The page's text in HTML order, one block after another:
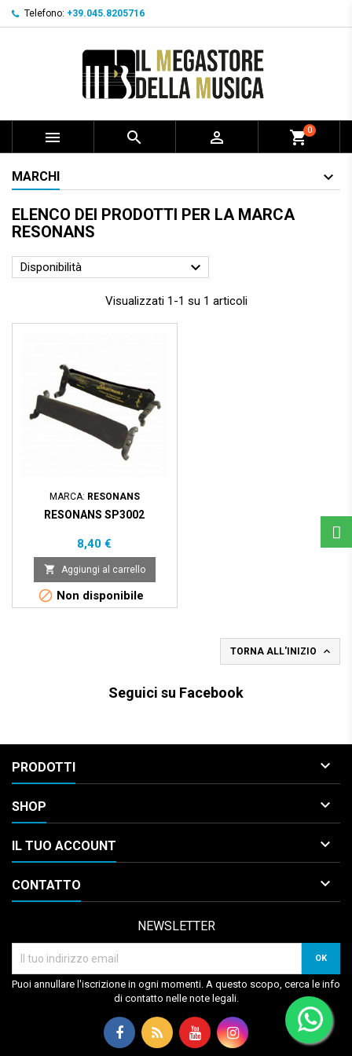
Telefono: +39.045.8205716
   shopping_cart0
MARCHI
ELENCO DEI PRODOTTI PER LA MARCA
RESONANS
Disponibilità 
Visualizzati 1-1 su 1 articoli
MARCA: RESONANS
RESONANS SP3002
Prezzo
8,40 €
 Aggiungi al carrello
 Non disponibile
TORNA ALL'INIZIO 
Seguici su Facebook
PRODOTTI 
SHOP 
IL TUO ACCOUNT 
CONTATTO 
NEWSLETTER
Puoi annullare l'iscrizione in ogni momenti. A questo scopo, cerca le info
di contatto nelle note legali.